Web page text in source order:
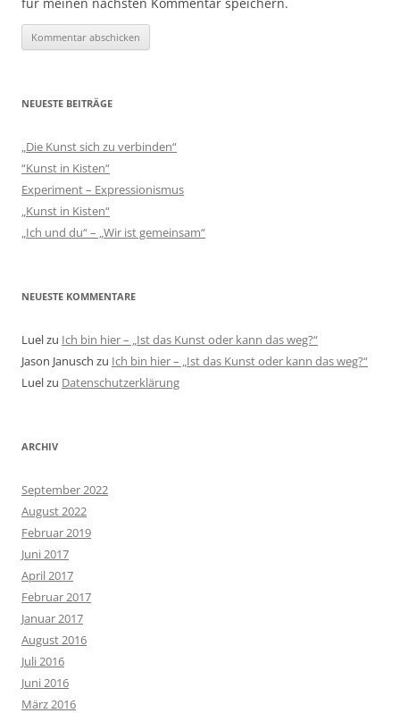
NEUESTE BEITRÄGE
„Die Kunst sich zu verbinden“
“Kunst in Kisten“
Experiment – Expressionismus
„Kunst in Kisten“
„Ich und du“ – „Wir ist gemeinsam“
NEUESTE KOMMENTARE
Luelzu Ich bin hier – „Ist das Kunst oder kann das weg?“
Jason Janusch zu Ich bin hier – „Ist das Kunst oder kann das weg?“
Luelzu Datenschutzerklärung
ARCHIV
September 2022
August 2022
Februar 2019
Juni 2017
April 2017
Februar 2017
Januar 2017
August 2016
Juli 2016
Juni 2016
März 2016